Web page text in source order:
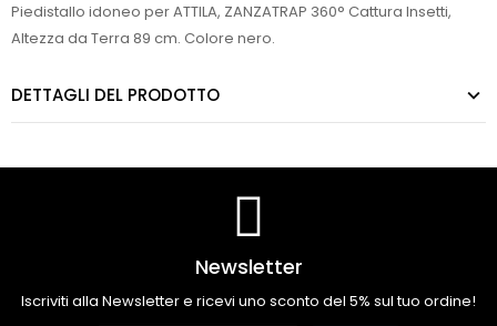
Piedistallo idoneo per ATTILA, ZANZATRAP 360° Cattura Insetti,
Altezza da Terra 89 cm. Colore nero.
DETTAGLI DEL PRODOTTO
Newsletter
Iscriviti alla Newsletter e ricevi uno sconto del 5% sul tuo ordine!